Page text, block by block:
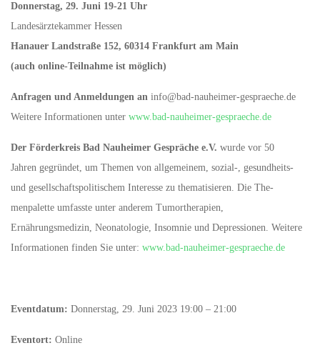
Donnerstag, 29. Juni 19-21 Uhr
Landesärztekammer Hessen
Hanauer Landstraße 152, 60314 Frankfurt am Main
(auch online-Teilnahme ist möglich)
Anfragen und Anmeldungen an info@bad-nauheimer-gespraeche.de
Weitere Informationen unter www.bad-nauheimer-gespraeche.de
Der Förderkreis Bad Nauheimer Gespräche e.V. wurde vor 50
Jahren gegründet, um Themen von allgemeinem, sozial-, gesundheits-
und gesellschaftspolitischem Interesse zu thematisieren. Die The-
menpalette umfasste unter anderem Tumortherapien,
Ernährungsmedizin, Neonatologie, Insomnie und Depressionen. Weitere
Informationen finden Sie unter: www.bad-nauheimer-gespraeche.de
Eventdatum: Donnerstag, 29. Juni 2023 19:00 – 21:00
Eventort: Online